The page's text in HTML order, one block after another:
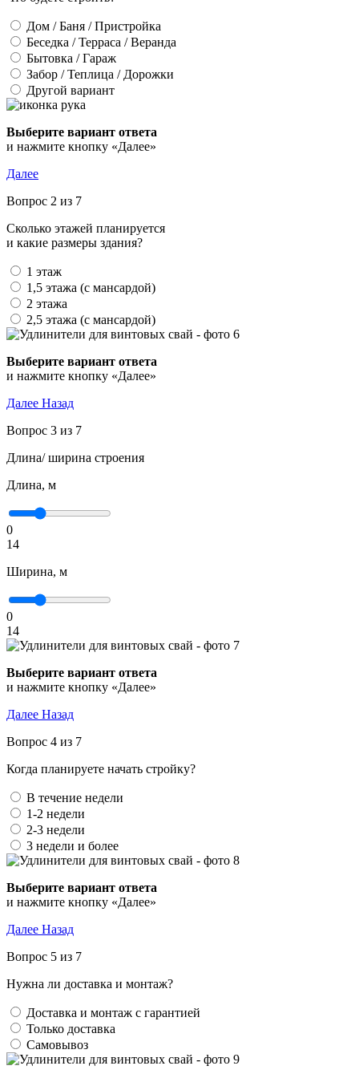
Дом / Баня / Пристройка
Беседка / Терраса / Веранда
Бытовка / Гараж
Забор / Теплица / Дорожки
Другой вариант
Выберите вариант ответа
и нажмите кнопку «Далее»
Далее
Вопрос 2 из 7
Сколько этажей планируется
и какие размеры здания?
1 этаж
1,5 этажа (с мансардой)
2 этажа
2,5 этажа (с мансардой)
Выберите вариант ответа
и нажмите кнопку «Далее»
Далее Назад
Вопрос 3 из 7
Длина/ ширина строения
Длина, м
0
14
Ширина, м
0
14
Выберите вариант ответа
и нажмите кнопку «Далее»
Далее Назад
Вопрос 4 из 7
Когда планируете начать стройку?
В течение недели
1-2 недели
2-3 недели
3 недели и более
Выберите вариант ответа
и нажмите кнопку «Далее»
Далее Назад
Вопрос 5 из 7
Нужна ли доставка и монтаж?
Доставка и монтаж с гарантией
Только доставка
Самовывоз